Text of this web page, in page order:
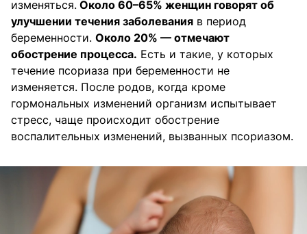
изменяться. Около 60–65% женщин говорят об
улучшении течения заболевания в период
беременности. Около 20% — отмечают
обострение процесса. Есть и такие, у которых
течение псориаза при беременности не
изменяется. После родов, когда кроме
гормональных изменений организм испытывает
стресс, чаще происходит обострение
воспалительных изменений, вызванных псориазом.